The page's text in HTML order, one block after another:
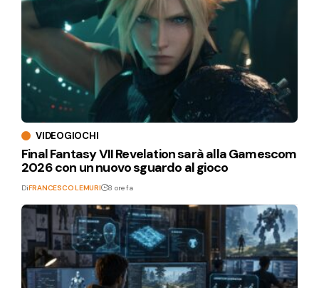
VIDEOGIOCHI
Final Fantasy VII Revelation sarà alla Gamescom
2026 con un nuovo sguardo al gioco
DiFRANCESCO LEMURI 8 ore fa